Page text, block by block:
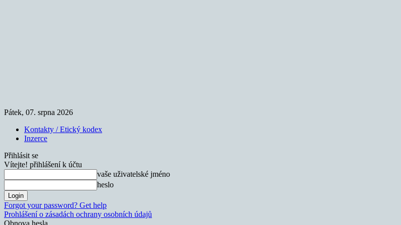
Pátek, 07. srpna 2026
Kontakty / Etický kodex
Inzerce
Přihlásit se
Vítejte! přihlášení k účtu
vaše uživatelské jméno
heslo
Forgot your password? Get help
Prohlášení o zásadách ochrany osobních údajů
Obnova hesla